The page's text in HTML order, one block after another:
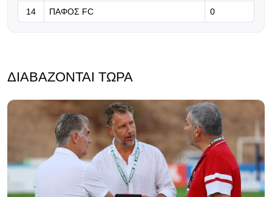
14 ΠΑΦΟΣ FC 0
ΔΙΑΒΆΖΟΝΤΑΙ ΤΏΡΑ